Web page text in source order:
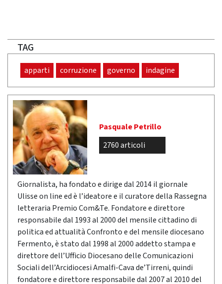
TAG
apparti corruzione governo indagine
Pasquale Petrillo
2760 articoli
Giornalista, ha fondato e dirige dal 2014 il giornale
Ulisse on line ed è l’ideatore e il curatore della Rassegna
letteraria Premio Com&Te. Fondatore e direttore
responsabile dal 1993 al 2000 del mensile cittadino di
politica ed attualità Confronto e del mensile diocesano
Fermento, è stato dal 1998 al 2000 addetto stampa e
direttore dell’Ufficio Diocesano delle Comunicazioni
Sociali dell’Arcidiocesi Amalfi-Cava de’Tirreni, quindi
fondatore e direttore responsabile dal 2007 al 2010 del